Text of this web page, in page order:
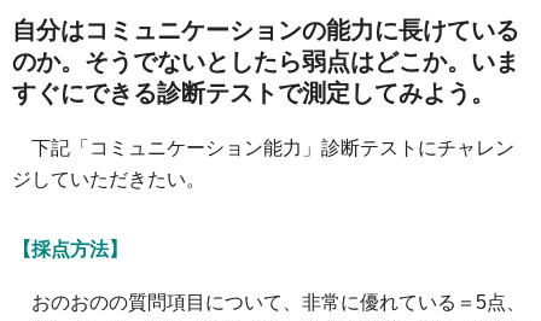
自分はコミュニケーションの能力に長けている
のか。そうでないとしたら弱点はどこか。いま
すぐにできる診断テストで測定してみよう。
下記「コミュニケーション能力」診断テストにチャレン
ジしていただきたい。
【採点方法】
おのおのの質問項目について、非常に優れている＝5点、